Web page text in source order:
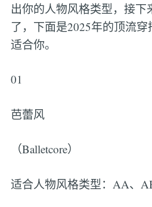
出你的人物风格类型，接下
了，下面是2025年的顶流
适合你。
01
芭蕾风
（Balletcore）
适合人物风格类型：AA、